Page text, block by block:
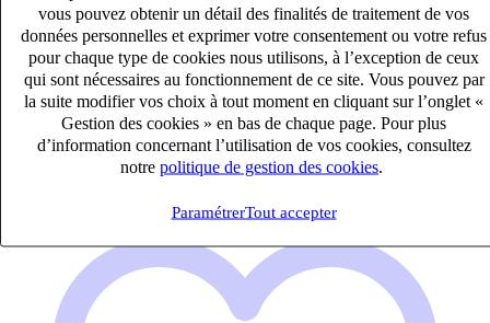
vous pouvez obtenir un détail des finalités de traitement de vos
données personnelles et exprimer votre consentement ou votre refus
pour chaque type de cookies nous utilisons, à l’exception de ceux
qui sont nécessaires au fonctionnement de ce site. Vous pouvez par
la suite modifier vos choix à tout moment en cliquant sur l’onglet «
Gestion des cookies » en bas de chaque page. Pour plus
d’information concernant l’utilisation de vos cookies, consultez
notre politique de gestion des cookies
ParamétrerTout accepter
50k – 60k €
Saint Denis, Réunion (97490)
Publié le 07/08/2026
Audit & Expertise Comptable